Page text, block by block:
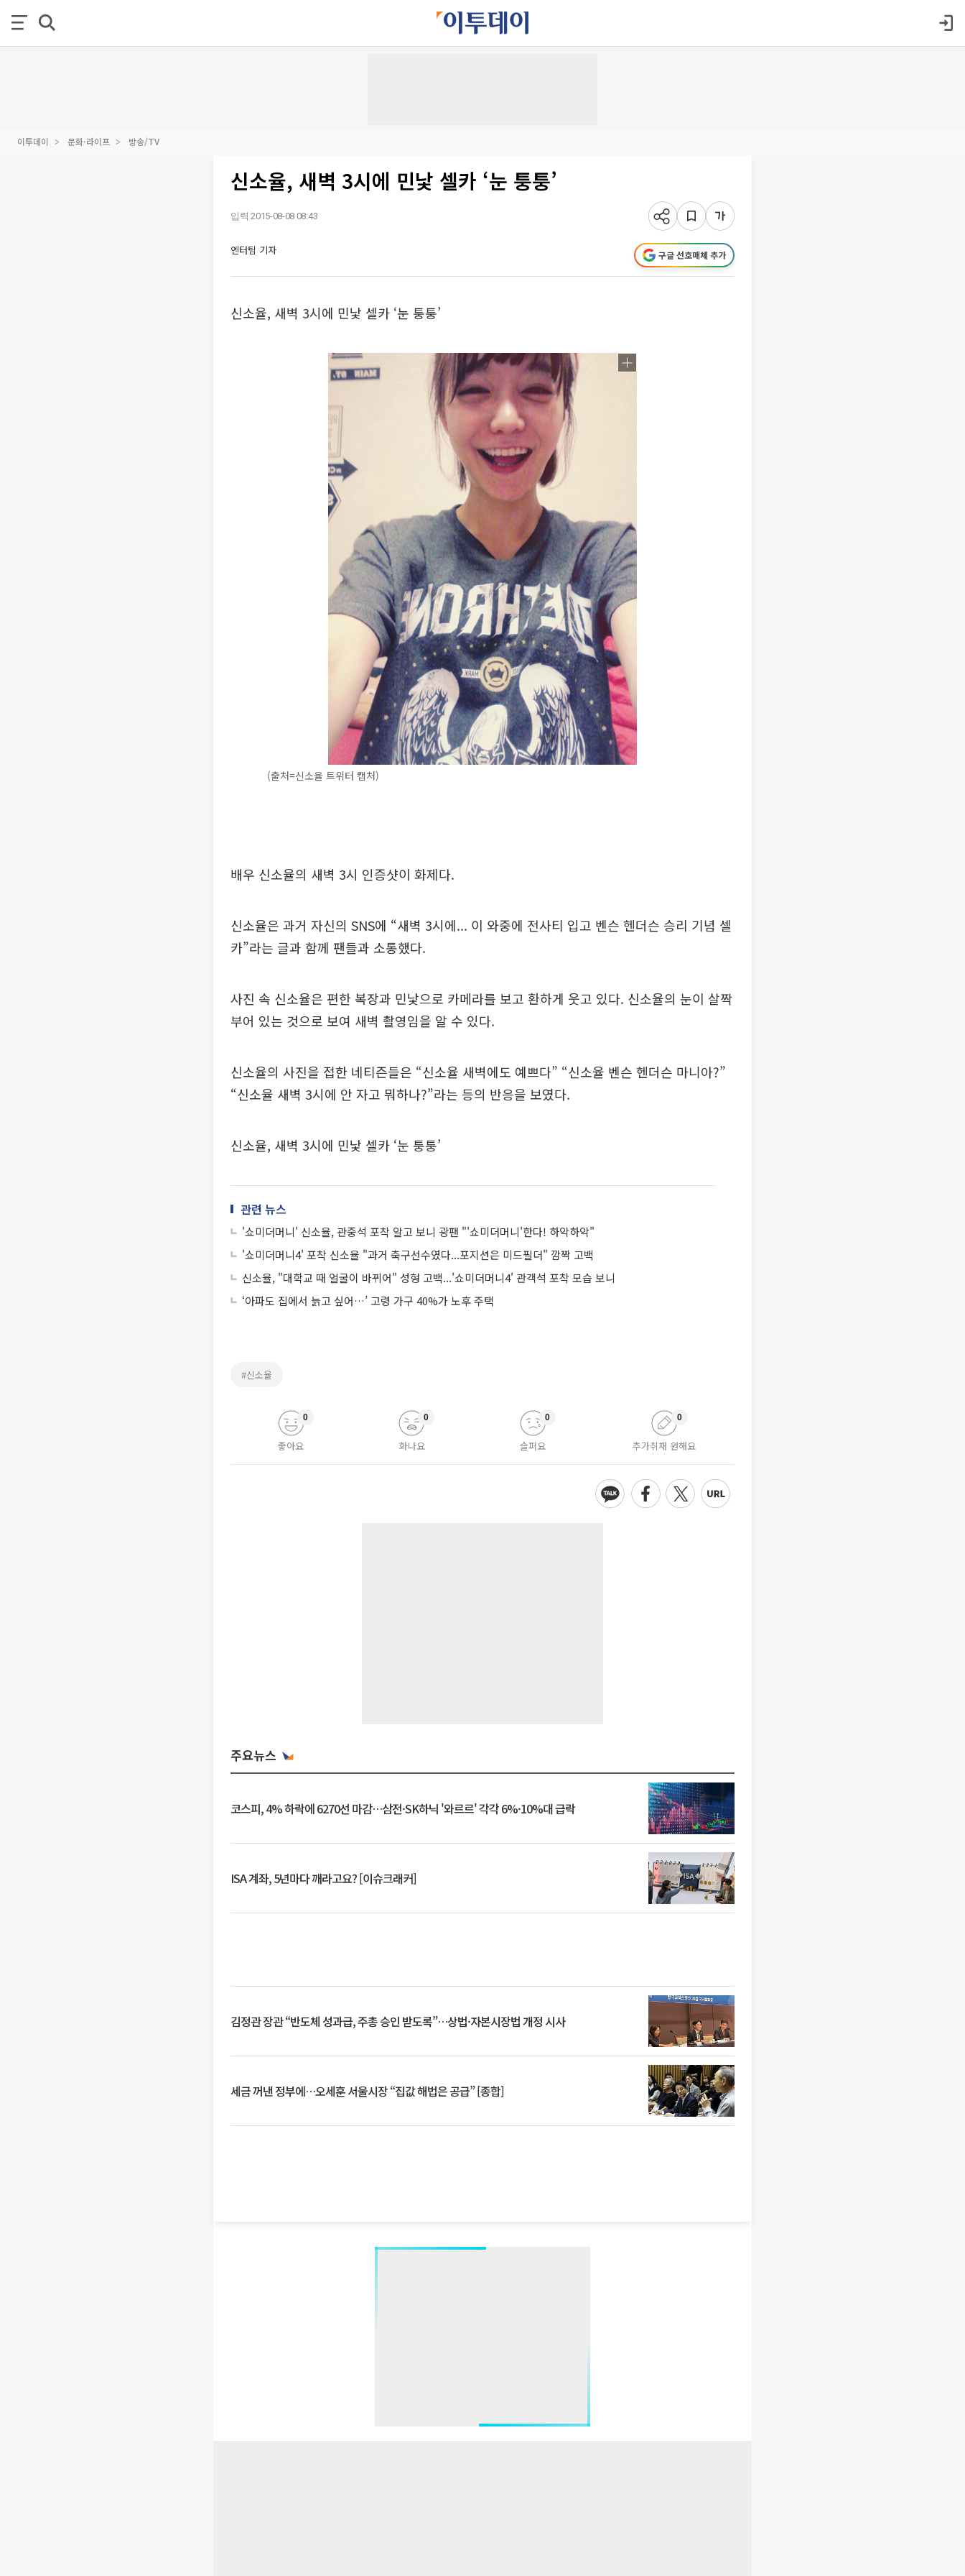
이투데이 문화·라이프 방송/TV
신소율, 새벽 3시에 민낯 셀카 ‘눈 퉁퉁’
입력 2015-08-08 08:43
엔터팀 기자 구글 선호매체 추가
신소율, 새벽 3시에 민낯 셀카 ‘눈 퉁퉁’
(출처=신소율 트위터 캡처)
배우 신소율의 새벽 3시 인증샷이 화제다.
신소율은 과거 자신의 SNS에 “새벽 3시에... 이 와중에 전사티 입고 벤슨 헨더슨 승리 기념 셀
카”라는 글과 함께 팬들과 소통했다.
사진 속 신소율은 편한 복장과 민낯으로 카메라를 보고 환하게 웃고 있다. 신소율의 눈이 살짝
부어 있는 것으로 보여 새벽 촬영임을 알 수 있다.
신소율의 사진을 접한 네티즌들은 “신소율 새벽에도 예쁘다” “신소율 벤슨 헨더슨 마니아?”
“신소율 새벽 3시에 안 자고 뭐하나?”라는 등의 반응을 보였다.
신소율, 새벽 3시에 민낯 셀카 ‘눈 퉁퉁’
관련 뉴스
'쇼미더머니' 신소율, 관중석 포착 알고 보니 광팬 "'쇼미더머니'한다! 하악하악"
'쇼미더머니4' 포착 신소율 "과거 축구선수였다...포지션은 미드필더" 깜짝 고백
신소율, "대학교 때 얼굴이 바뀌어" 성형 고백...'쇼미더머니4' 관객석 포착 모습 보니
‘아파도 집에서 늙고 싶어…’ 고령 가구 40%가 노후 주택
#신소율
좋아요
0
화나요
0
슬퍼요
0
추가취재 원해요
0
주요뉴스
코스피, 4% 하락에 6270선 마감…삼전·SK하닉 '와르르' 각각 6%·10%대 급락
ISA 계좌, 5년마다 깨라고요? [이슈크래커]
김정관 장관 “반도체 성과급, 주총 승인 받도록”…상법·자본시장법 개정 시사
세금 꺼낸 정부에…오세훈 서울시장 “집값 해법은 공급” [종합]